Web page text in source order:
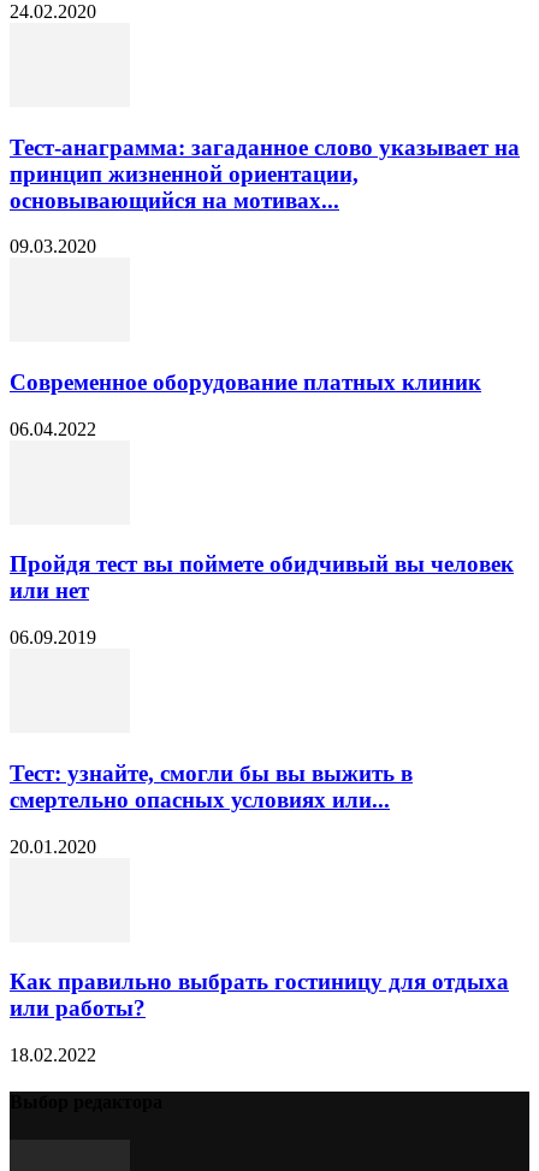
24.02.2020
Тест-анаграмма: загаданное слово указывает на
принцип жизненной ориентации,
основывающийся на мотивах...
09.03.2020
Современное оборудование платных клиник
06.04.2022
Пройдя тест вы поймете обидчивый вы человек
или нет
06.09.2019
Тест: узнайте, смогли бы вы выжить в
смертельно опасных условиях или...
20.01.2020
Как правильно выбрать гостиницу для отдыха
или работы?
18.02.2022